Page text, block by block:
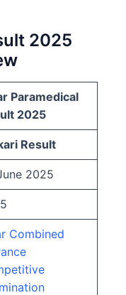
2025
Paramedical
2025
Result
2025
Combined